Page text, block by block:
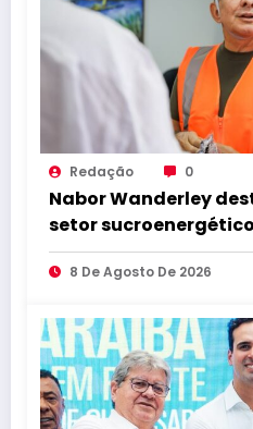
Redação 0
Nabor Wanderley
setor
da Paraíba durante
Tabu
8 De Agosto De 2026